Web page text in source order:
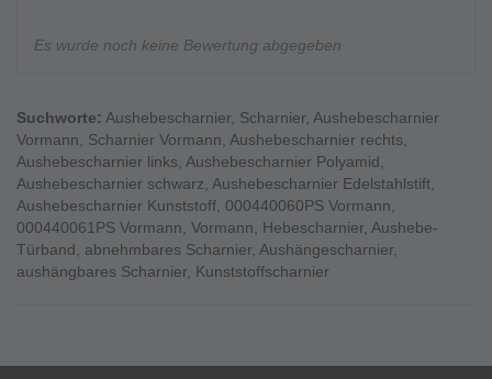
Es wurde noch keine Bewertung abgegeben
Suchworte: Aushebescharnier, Scharnier, Aushebescharnier
Vormann, Scharnier Vormann, Aushebescharnier rechts,
Aushebescharnier links, Aushebescharnier Polyamid,
Aushebescharnier schwarz, Aushebescharnier Edelstahlstift,
Aushebescharnier Kunststoff, 000440060PS Vormann,
000440061PS Vormann, Vormann, Hebescharnier, Aushebe-
Türband, abnehmbares Scharnier, Aushängescharnier,
aushängbares Scharnier, Kunststoffscharnier